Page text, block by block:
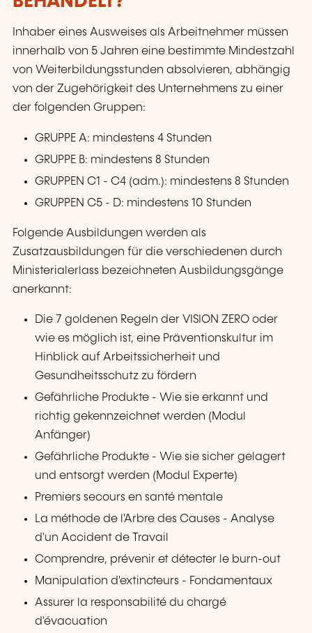
Inhaber eines Ausweises als Arbeitnehmer müssen
innerhalb von 5 Jahren eine bestimmte Mindestzahl
von Weiterbildungsstunden absolvieren, abhängig
von der Zugehörigkeit des Unternehmens zu einer
der folgenden Gruppen:
GRUPPE A: mindestens 4 Stunden
GRUPPE B: mindestens 8 Stunden
GRUPPEN C1 - C4 (adm.): mindestens 8 Stunden
GRUPPEN C5 - D: mindestens 10 Stunden
Folgende Ausbildungen werden als
Zusatzausbildungen für die verschiedenen durch
Ministerialerlass bezeichneten Ausbildungsgänge
anerkannt:
Die 7 goldenen Regeln der VISION ZERO oder
wie es möglich ist, eine Präventionskultur im
Hinblick auf Arbeitssicherheit und
Gesundheitsschutz zu fördern
Gefährliche Produkte - Wie sie erkannt und
richtig gekennzeichnet werden (Modul
Anfänger)
Gefährliche Produkte - Wie sie sicher gelagert
und entsorgt werden (Modul Experte)
Premiers secours en santé mentale
La méthode de l'Arbre des Causes - Analyse
d'un Accident de Travail
Comprendre, prévenir et détecter le burn-out
Manipulation d'extincteurs - Fondamentaux
Assurer la responsabilité du chargé
d'évacuation